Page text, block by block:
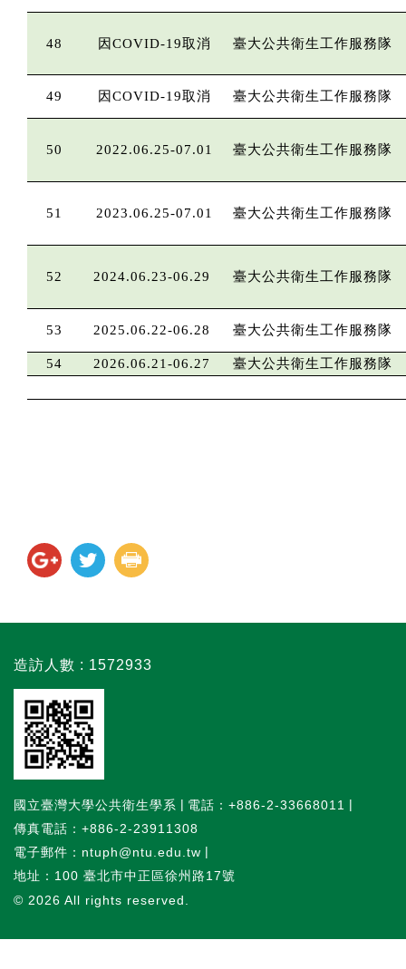
48 因COVID-19取消 臺大公共衛生工作服務隊
49 因COVID-19取消 臺大公共衛生工作服務隊
50 2022.06.25-07.01 臺大公共衛生工作服務隊
51 2023.06.25-07.01 臺大公共衛生工作服務隊
52 2024.06.23-06.29 臺大公共衛生工作服務隊
53 2025.06.22-06.28 臺大公共衛生工作服務隊
54 2026.06.21-06.27 臺大公共衛生工作服務隊
造訪人數 : 1572933
國立臺灣大學公共衛生學系
電話：+886-2-33668011
傳真電話：+886-2-23911308
電子郵件：ntuph@ntu.edu.tw
地址：100 臺北市中正區徐州路17號
© 2026 All rights reserved.